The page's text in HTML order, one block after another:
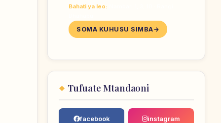
Bahati ya leo:
SOMA KUHUSU SIMBA
Tufuate Mtandaoni
facebook instagram